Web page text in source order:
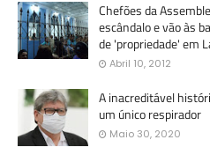
Chefões da
escândalo e vão às
de 'propriedade' em
Abril 10, 2012
A inacreditável
um único respirador
Maio 30, 2020